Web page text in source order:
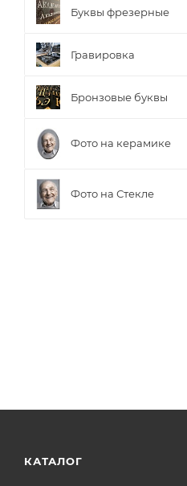
Буквы фрезерные
Гравировка
Бронзовые буквы
Фото на керамике
Фото на Стекле
КАТАЛОГ